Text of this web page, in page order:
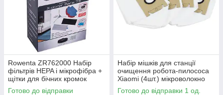
Rowenta ZR762000 Набір
фільтрів HEPA і мікрофібра +
щітки для бічних кромок
робота-пилососа
Готово до відправки
Набір мішків для станції
очищення робота-пилососа
Xiaomi (4шт.) мікроволокно
Готово до відправки 1 од.